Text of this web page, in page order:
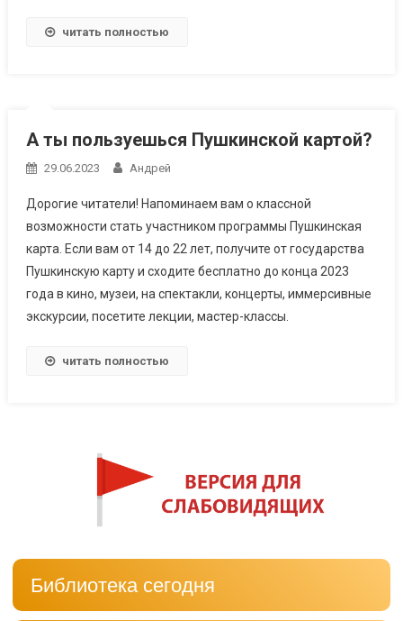
читать полностью
А ты пользуешься Пушкинской картой?
29.06.2023 Андрей
Дорогие читатели! Напоминаем вам о классной
возможности стать участником программы Пушкинская
карта. Если вам от 14 до 22 лет, получите от государства
Пушкинскую карту и сходите бесплатно до конца 2023
года в кино, музеи, на спектакли, концерты, иммерсивные
экскурсии, посетите лекции, мастер-классы.
читать полностью
Библиотека сегодня